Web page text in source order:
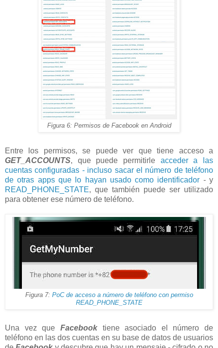
Figura 6: Permisos de Facebook en Android
Entre los permisos, se puede ver que tiene acceso a
GET_ACCOUNTS, que puede permitirle acceder a las
cuentas configuradas - incluso sacar el número de teléfono
de otras apps que lo hayan usado como identificador - y
READ_PHONE_STATE, que también puede ser utilizado
para obtener ese número de teléfono.
Figura 7: PoC de acceso a número de teléfono con permiso
READ_PHONE_STATE
Una vez que Facebooktiene asociado el número de
teléfono en las dos cuentas en su base de datos de usuarios